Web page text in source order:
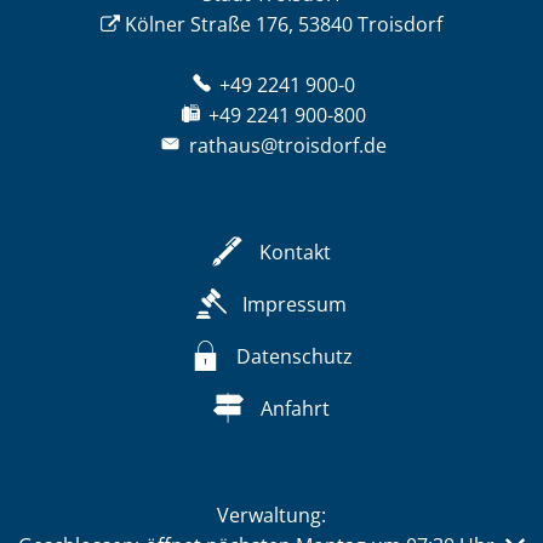
Kölner Straße 176, 53840 Troisdorf
+49 2241 900-0
+49 2241 900-800
rathaus@troisdorf.de
Kontakt
Impressum
Datenschutz
Anfahrt
Verwaltung: